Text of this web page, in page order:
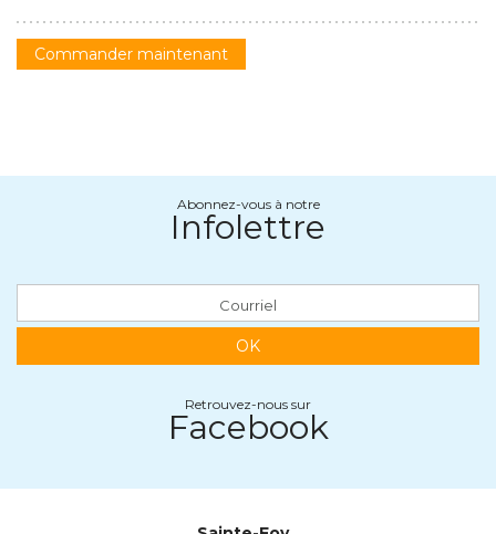
Commander maintenant
Abonnez-vous à notre
Infolettre
OK
Retrouvez-nous sur
Facebook